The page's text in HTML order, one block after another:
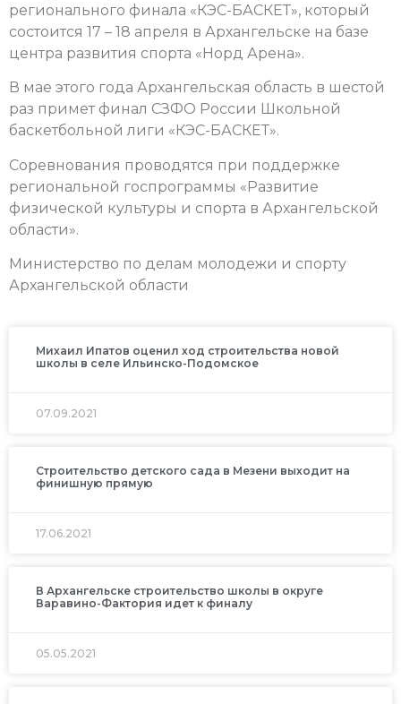
регионального финала «КЭС-БАСКЕТ», который
состоится 17 – 18 апреля в Архангельске на базе
центра развития спорта «Норд Арена».
В мае этого года Архангельская область в шестой
раз примет финал СЗФО России Школьной
баскетбольной лиги «КЭС-БАСКЕТ».
Соревнования проводятся при поддержке
региональной госпрограммы «Развитие
физической культуры и спорта в Архангельской
области».
Министерство по делам молодежи и спорту
Архангельской области
Михаил Ипатов оценил ход строительства новой
школы в селе Ильинско-Подомское
07.09.2021
Строительство детского сада в Мезени выходит на
финишную прямую
17.06.2021
В Архангельске строительство школы в округе
Варавино-Фактория идет к финалу
05.05.2021